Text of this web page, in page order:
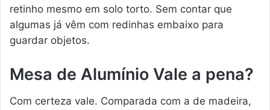
retinho mesmo em solo torto. Sem contar que
algumas já vêm com redinhas embaixo para
guardar objetos.
Mesa de Alumínio Vale a pena?
Com certeza vale. Comparada com a de madeira,